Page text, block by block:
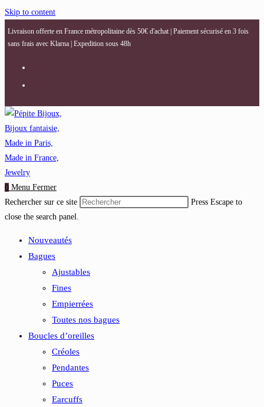
Skip to content
Livraison offerte en France métropolitaine dès 50€ d'achat | Paiement sécurisé en 3 fois
sans frais avec Klarna | Expedition sous 48h
0 Menu Fermer
Rechercher sur ce site
Press Escape to
close the search panel.
Nouveautés
Bagues
Ajustables
Fines
Empierrées
Toutes nos bagues
Boucles d’oreilles
Créoles
Pendantes
Puces
Earcuffs